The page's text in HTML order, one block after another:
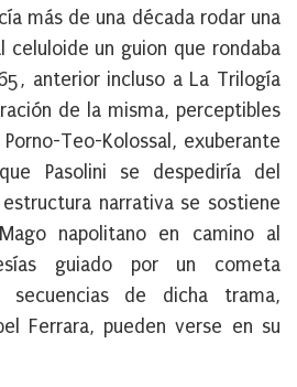
más de una década rodar una
celuloide un guion que rondaba
anterior incluso a La Trilogía
de la misma, perceptibles
Teo-Kolossal, exuberante
Pasolini se despediría del
narrativa se sostiene
napolitano en camino al
guiado por un cometa
secuencias de dicha trama,
Ferrara, pueden verse en su